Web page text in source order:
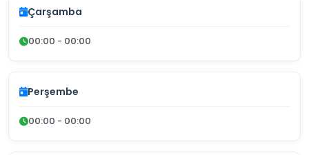
Çarşamba
00:00 - 00:00
Perşembe
00:00 - 00:00